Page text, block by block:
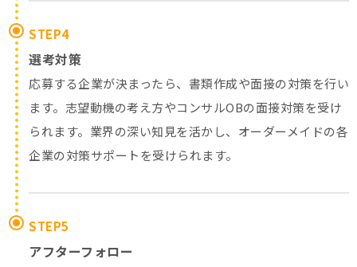
STEP4
選考対策
応募する企業が決まったら、書類作成や面接の対策を行い
ます。志望動機の考え方やコンサルOBの面接対策を受け
られます。業界の深い知見を活かし、オーダーメイドの各
企業の対策サポートを受けられます。
STEP5
アフターフォロー